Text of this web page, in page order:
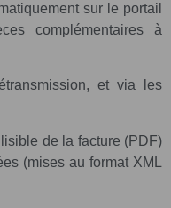
sur le portail
complémentaires à
et via les
lisible de la facture (PDF)
(mises au format XML